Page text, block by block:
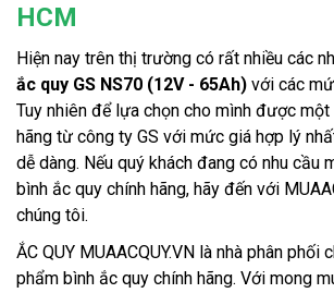
HCM
Hiện nay trên thị trường có rất nhiều các
ắc quy GS NS70 (12V - 65Ah) với các
Tuy nhiên để lựa chọn cho mình được
hãng từ công ty GS với mức giá hợp lý
dễ dàng. Nếu quý khách đang có nhu cầu
bình ắc quy chính hãng, hãy đến với
chúng tôi.
ẮC QUY MUAACQUY.VN là nhà phân phối
phẩm bình ắc quy chính hãng. Với mong